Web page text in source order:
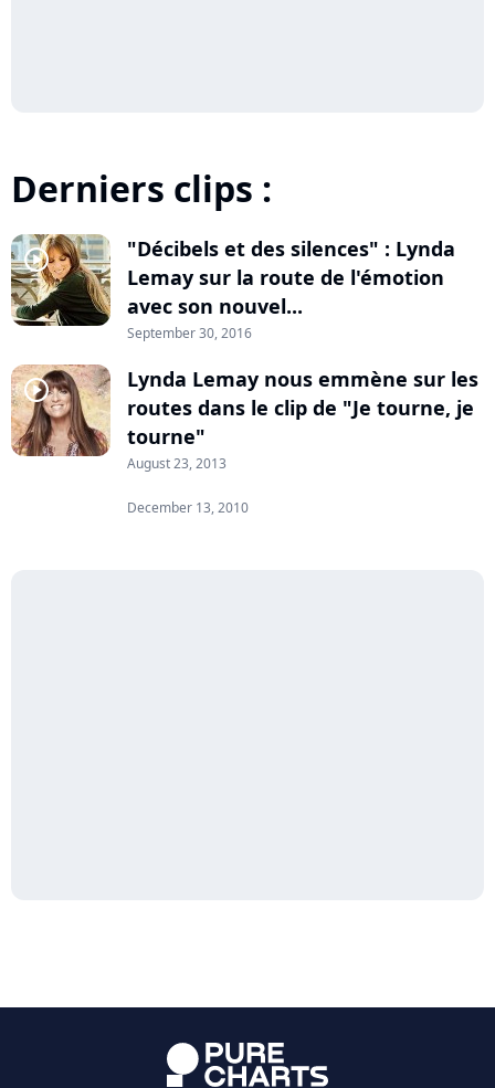
Derniers clips :
player2
"Décibels et des silences" : Lynda
Lemay sur la route de l'émotion
avec son nouvel...
September 30, 2016
player2
Lynda Lemay nous emmène sur les
routes dans le clip de "Je tourne, je
tourne"
August 23, 2013
December 13, 2010